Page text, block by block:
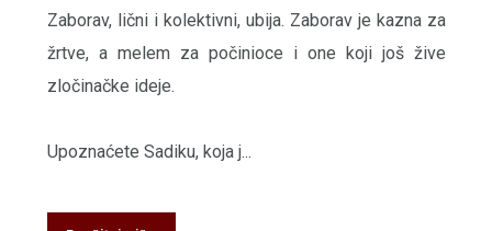
Zaborav, lični i kolektivni, ubija. Zaborav je kazna za
žrtve, a melem za počinioce i one koji još žive
zločinačke ideje.
Upoznaćete Sadiku, koja j...